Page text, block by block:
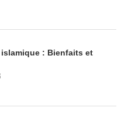
islamique : Bienfaits et